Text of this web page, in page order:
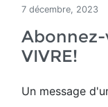
7 décembre, 2023
VIVRE!
Un message